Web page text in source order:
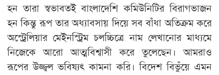
হন তারা স্বভাবতই বাংলাদেশি কমিউনিটির বিরাগভাজন
হন কিন্তু রূপ তার অধ্যাবসায় দিয়ে সব বাঁধা অতিক্রম করে
অস্ট্রেলিয়ার মেইনস্ট্রিম চলচ্চিত্রে নাম লেখানোর মাধ্যমে
নিজেকে আরো আত্মবিশ্বাসী করে তুলেছেন। আমরাও
রূপের উজ্জ্বল ভবিষ্যৎ কামনা করি। বিদেশ বিভুঁয়ে এমন